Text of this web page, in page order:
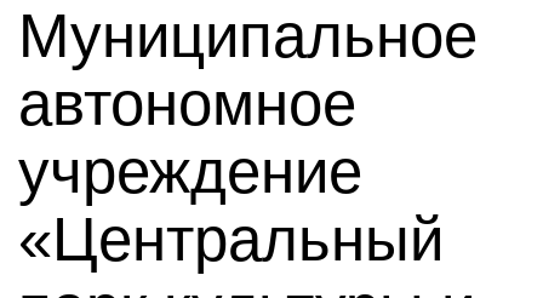
Муниципальное
автономное
учреждение
«Центральный